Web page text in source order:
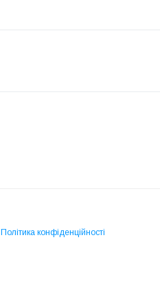
Політика конфіденційності